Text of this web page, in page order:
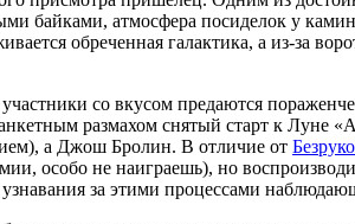
байками, атмосфера посиделок у
обреченная галактика, а из-за
со вкусом предаются
размахом снятый старт к Луне
а Джош Бролин. В отличие от
особо не наиграешь), но
за этими процессами